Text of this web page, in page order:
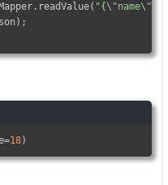
"{\"name\":
18)